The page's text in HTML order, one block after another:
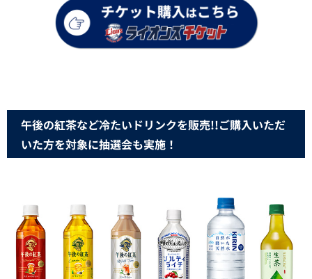
午後の紅茶など冷たいドリンクを販売!!ご購入いただ
いた方を対象に抽選会も実施！